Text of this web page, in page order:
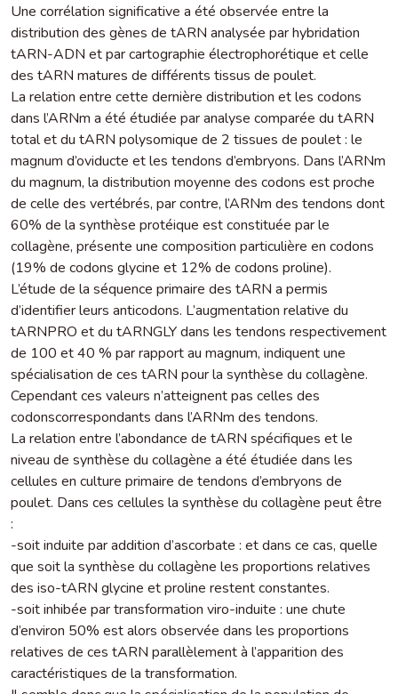
Une corrélation significative a été observée entre la
distribution des gènes de tARN analysée par hybridation
tARN-ADN et par cartographie électrophorétique et celle
des tARN matures de différents tissus de poulet.
La relation entre cette dernière distribution et les codons
dans l’ARNm a été étudiée par analyse comparée du tARN
total et du tARN polysomique de 2 tissues de poulet : le
magnum d’oviducte et les tendons d’embryons. Dans l’ARNm
du magnum, la distribution moyenne des codons est proche
de celle des vertébrés, par contre, l’ARNm des tendons dont
60% de la synthèse protéique est constituée par le
collagène, présente une composition particulière en codons
(19% de codons glycine et 12% de codons proline).
L’étude de la séquence primaire des tARN a permis
d’identifier leurs anticodons. L’augmentation relative du
tARNPRO et du tARNGLY dans les tendons respectivement
de 100 et 40 % par rapport au magnum, indiquent une
spécialisation de ces tARN pour la synthèse du collagène.
Cependant ces valeurs n’atteignent pas celles des
codonscorrespondants dans l’ARNm des tendons.
La relation entre l’abondance de tARN spécifiques et le
niveau de synthèse du collagène a été étudiée dans les
cellules en culture primaire de tendons d’embryons de
poulet. Dans ces cellules la synthèse du collagène peut être
:
-soit induite par addition d’ascorbate : et dans ce cas, quelle
que soit la synthèse du collagène les proportions relatives
des iso-tARN glycine et proline restent constantes.
-soit inhibée par transformation viro-induite : une chute
d’environ 50% est alors observée dans les proportions
relatives de ces tARN parallèlement à l’apparition des
caractéristiques de la transformation.